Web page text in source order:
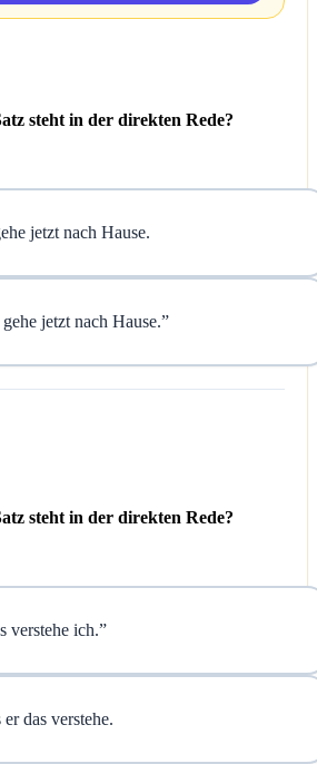
steht in der direkten Rede?
jetzt nach Hause.
jetzt nach Hause.”
steht in der direkten Rede?
verstehe ich.”
das verstehe.